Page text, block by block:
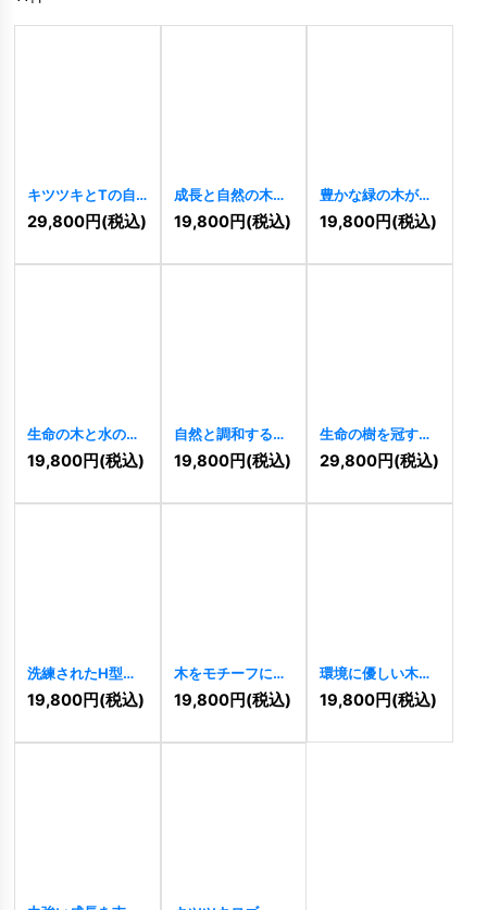
キツツキとTの自
然派木製ロゴ
10231 ]
29,800円(税込)
成長と自然の木の
ロゴ[10101]
19,800円(税込)
豊かな緑の木が象
徴する成長と生命
力ロゴ [ 9980]
19,800円(税込)
生命の木と水の循
環を表すエコロゴ
9947
19,800円(税込)
自然と調和する雄
鹿のロゴ [9569]
19,800円(税込)
生命の樹を冠する
鹿のロゴ [9423]
29,800円(税込)
洗練されたH型六
角形ロゴ [9161]
19,800円(税込)
木をモチーフにし
たHのロゴ[8985]
19,800円(税込)
環境に優しい木の
ロゴ[8677]
19,800円(税込)